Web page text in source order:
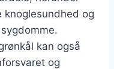
og
kan også
og